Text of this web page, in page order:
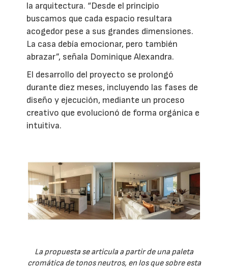
la arquitectura. “Desde el principio
buscamos que cada espacio resultara
acogedor pese a sus grandes dimensiones.
La casa debía emocionar, pero también
abrazar”, señala Dominique Alexandra.
El desarrollo del proyecto se prolongó
durante diez meses, incluyendo las fases de
diseño y ejecución, mediante un proceso
creativo que evolucionó de forma orgánica e
intuitiva.
La propuesta se articula a partir de una paleta
cromática de tonos neutros, en los que sobre esta